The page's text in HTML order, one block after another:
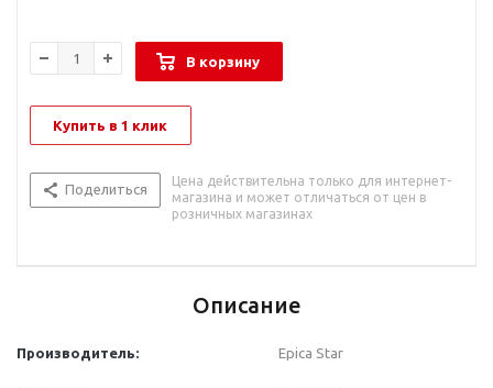
В корзину
Купить в 1 клик
Поделиться
Цена действительна только для интернет-
магазина и может отличаться от цен в
розничных магазинах
Описание
Производитель: Epica Star